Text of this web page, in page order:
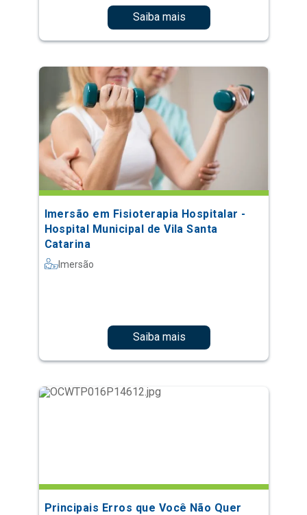
Saiba mais
Imersão em Fisioterapia Hospitalar -
Hospital Municipal de Vila Santa
Catarina
Imersão
Saiba mais
Principais Erros que Você Não Quer